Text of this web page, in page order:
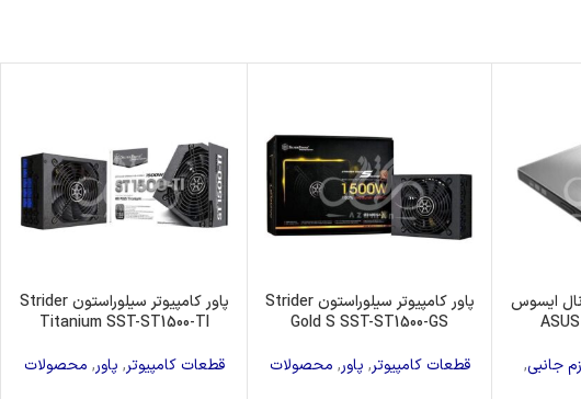
ایسوس
جانبی,
پاور کامپیوتر سیلوراستون Strider
Gold S SST-ST1500-GS
قطعات کامپیوتر, پاور, محصولات
پاور کامپیوتر سیلوراستون Strider
Titanium SST-ST1500-TI
قطعات کامپیوتر, پاور, محصولات